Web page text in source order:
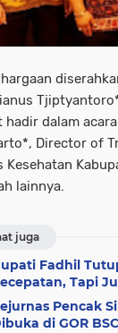
hadir dalam
Director of
Kesehatan
lainnya.
juga
Fadhil
Tapi
Pencak
di GOR